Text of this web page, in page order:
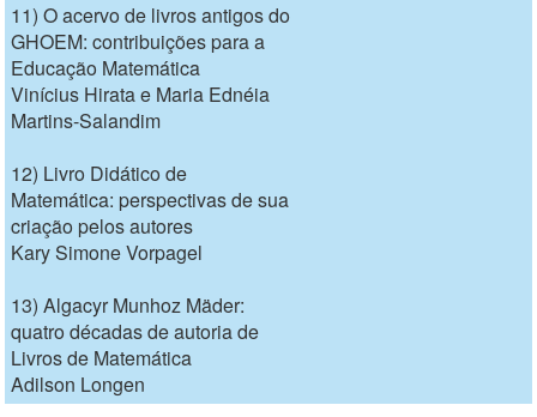
11) O acervo de livros antigos do
GHOEM: contribuições para a
Educação Matemática
Vinícius Hirata e Maria Ednéia
Martins-Salandim
12) Livro Didático de
Matemática: perspectivas de sua
criação pelos autores
Kary Simone Vorpagel
13) Algacyr Munhoz Mäder:
quatro décadas de autoria de
Livros de Matemática
Adilson Longen